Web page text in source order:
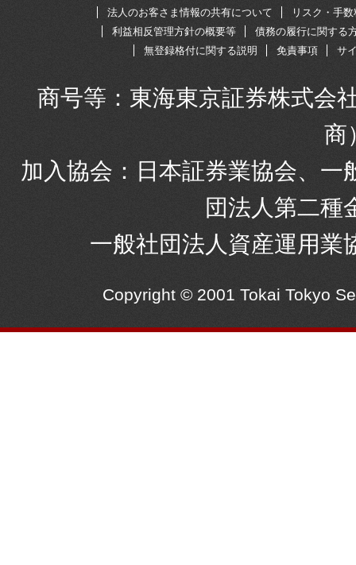
法人のお客さま情報の共有について
リスク・手
利益相反管理方針の概要等
債務の履行に関する
無登録格付に関する説明
免責事項 サ
商号等：東海東京証券株式会
商
加入協会：日本証券業協会、
団法人第二種
一般社団法人資産運用業
Copyright © 2001 Tokai Tokyo